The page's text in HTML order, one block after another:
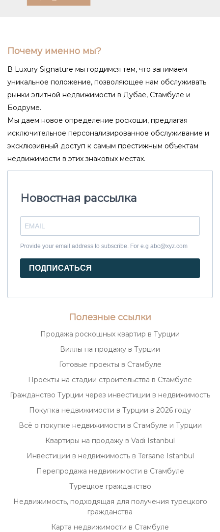
Почему именно мы?
В Luxury Signature мы гордимся тем, что занимаем
уникальное положение, позволяющее нам обслуживать
рынки элитной недвижимости в Дубае, Стамбуле и
Бодруме.
Мы даем новое определение роскоши, предлагая
исключительное персонализированное обслуживание и
эксклюзивный доступ к самым престижным объектам
недвижимости в этих знаковых местах.
Новостная рассылка
Provide your email address to subscribe. For e.g abc@xyz.com
ПОДПИСАТЬСЯ
Полезные ссылки
Продажа роскошных квартир в Турции
Виллы на продажу в Турции
Готовые проекты в Стамбуле
Проекты на стадии строительства в Стамбуле
Гражданство Турции через инвестиции в недвижимость
Покупка недвижимости в Турции в 2026 году
Всё о покупке недвижимости в Стамбуле и Турции
Квартиры на продажу в Vadi Istanbul
Инвестиции в недвижимость в Tersane Istanbul
Перепродажа недвижимости в Стамбуле
Турецкое гражданство
Недвижимость, подходящая для получения турецкого
гражданства
Карта недвижимости в Стамбуле